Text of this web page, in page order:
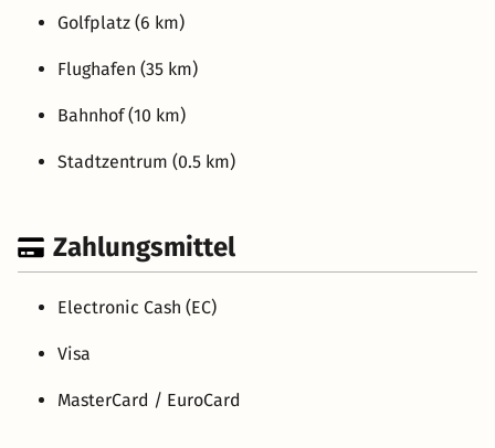
Golfplatz (6 km)
Flughafen (35 km)
Bahnhof (10 km)
Stadtzentrum (0.5 km)
Zahlungsmittel
Electronic Cash (EC)
Visa
MasterCard / EuroCard